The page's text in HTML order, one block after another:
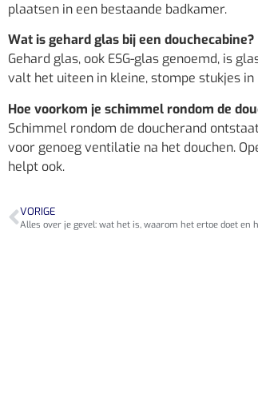
plaatsen in een bestaande badkamer.
Wat is gehard glas bij een douchecabine?
Gehard glas, ook ESG-glas genoemd, is
valt het uiteen in kleine, stompe stukjes
Hoe voorkom je schimmel rondom de
Schimmel rondom de doucherand
voor genoeg ventilatie na het douchen.
helpt ook.
VORIGE
Alles over je gevel: wat het is, waarom het ertoe doet en